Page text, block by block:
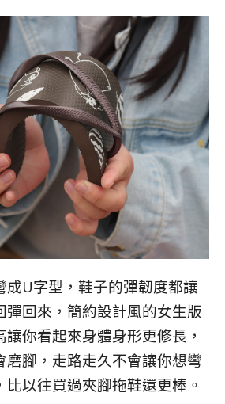
成U字型，鞋子的彈韌度都讓
彈回來，簡約設計風的女生版
你看起來身體身形更修長，
磨腳，走路走久不會讓你想彎
以往買過夾腳拖鞋還更棒。